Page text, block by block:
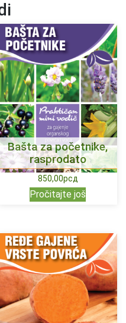
Bašta za početnike,
rasprodato
850,00рсд
Pročitajte još